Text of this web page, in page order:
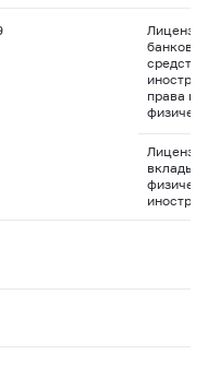
права
вклады